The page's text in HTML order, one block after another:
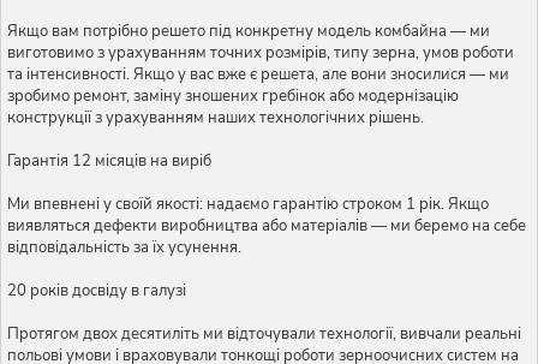
Якщо вам потрібно решето під конкретну модель комбайна — ми
виготовимо з урахуванням точних розмірів, типу зерна, умов роботи
та інтенсивності. Якщо у вас вже є решета, але вони зносилися — ми
зробимо ремонт, заміну зношених гребінок або модернізацію
конструкції з урахуванням наших технологічних рішень.
Гарантія 12 місяців на виріб
Ми впевнені у своїй якості: надаємо гарантію строком 1 рік. Якщо
виявляться дефекти виробництва або матеріалів — ми беремо на себе
відповідальність за їх усунення.
20 років досвіду в галузі
Протягом двох десятиліть ми відточували технології, вивчали реальні
польові умови і враховували тонкощі роботи зерноочисних систем на